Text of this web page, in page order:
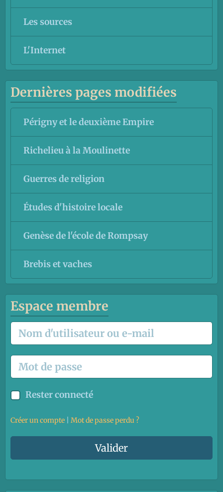
Les sources
L'Internet
Dernières pages modifiées
Périgny et le deuxième Empire
Richelieu à la Moulinette
Guerres de religion
Études d'histoire locale
Genèse de l'école de Rompsay
Brebis et vaches
Espace membre
Rester connecté
Créer un compte Mot de passe perdu ?
Valider